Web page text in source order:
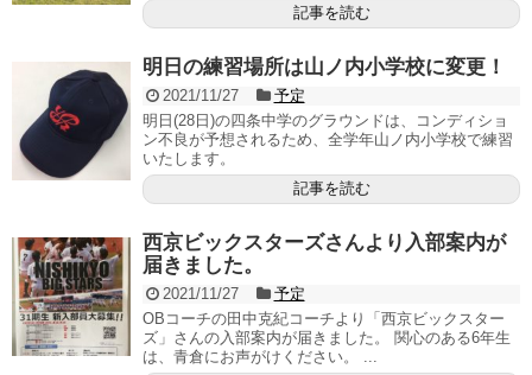
記事を読む
明日の練習場所は山ノ内小学校に変更！
2021/11/27
予定
明日(28日)の四条中学のグラウンドは、コンディショ
ン不良が予想されるため、全学年山ノ内小学校で練習
いたします。
記事を読む
西京ビックスターズさんより入部案内が
届きました。
2021/11/27
予定
OBコーチの田中克紀コーチより「西京ビックスター
ズ」さんの入部案内が届きました。 関心のある6年生
は、青倉にお声がけください。 ...